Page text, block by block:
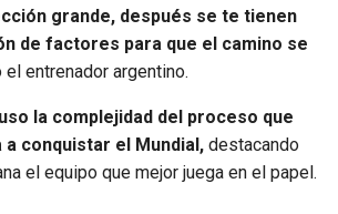
grande, después se te tienen
de factores para que el camino se
el entrenador argentino.
la complejidad del proceso que
a conquistar el Mundial, destacando
el equipo que mejor juega en el papel.